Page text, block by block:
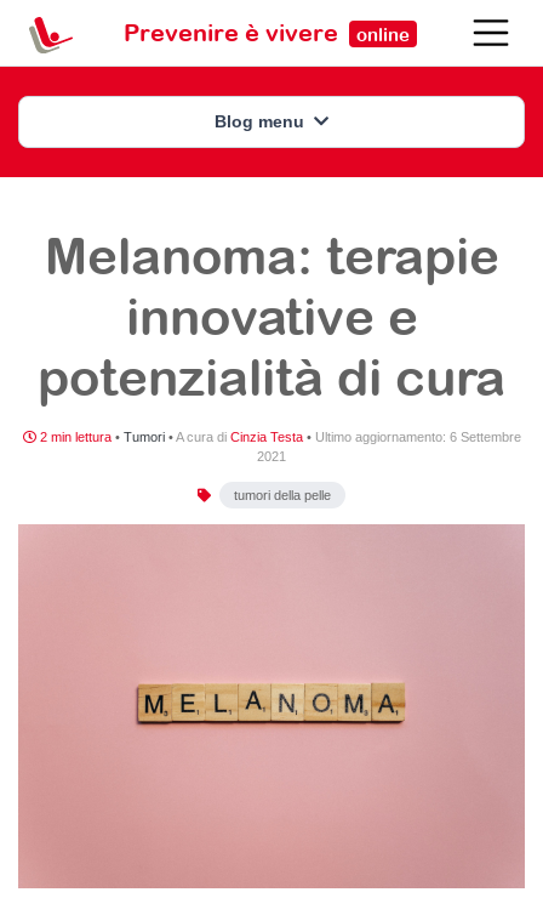
Prevenire è vivere online
Blog menu
Melanoma: terapie
innovative e
potenzialità di cura
2 min lettura • Tumori • A cura di Cinzia Testa • Ultimo aggiornamento: 6 Settembre
2021
tumori della pelle